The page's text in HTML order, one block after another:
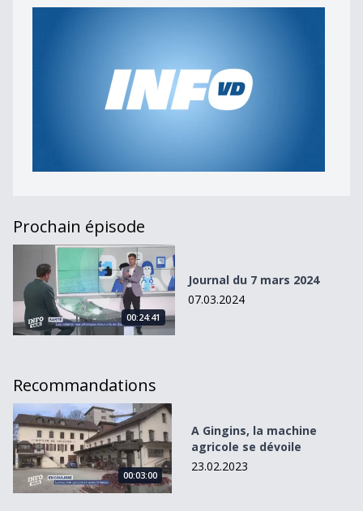
Prochain épisode
Journal du 7 mars 2024
00:24:41
Journal du 7 mars 2024
07.03.2024
Recommandations
A Gingins, la machine agricole se dévoile
00:03:00
A Gingins, la machine
agricole se dévoile
23.02.2023